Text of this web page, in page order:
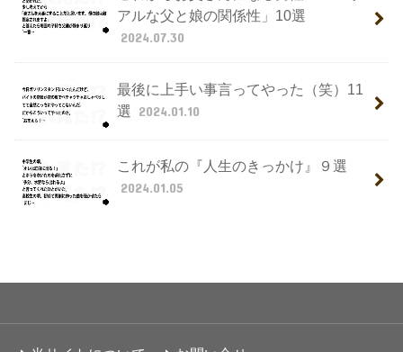
アルな父と娘の関係性」10選
2024.07.30
最後に上手い事言ってやった（笑）11
選 2024.01.10
これが私の『人生のきっかけ』９選
2024.01.05